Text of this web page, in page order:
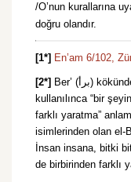
/O’nun kurallarına
doğru olandır.
[1*] En’am 6/102,
[2*] Ber’ (برأ) kökünden türeyen bir kelime Allah için
kullanılınca “bir
farklı yaratma”
isimlerinden olan el-
İnsan insana, bitki
de birbirinden farklı